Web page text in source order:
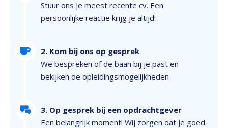
Stuur ons je meest recente cv. Een
persoonlijke reactie krijg je altijd!
2. Kom bij ons op gesprek
We bespreken of de baan bij je past en
bekijken de opleidingsmogelijkheden
3. Op gesprek bij een opdrachtgever
Een belangrijk moment! Wij zorgen dat je goed